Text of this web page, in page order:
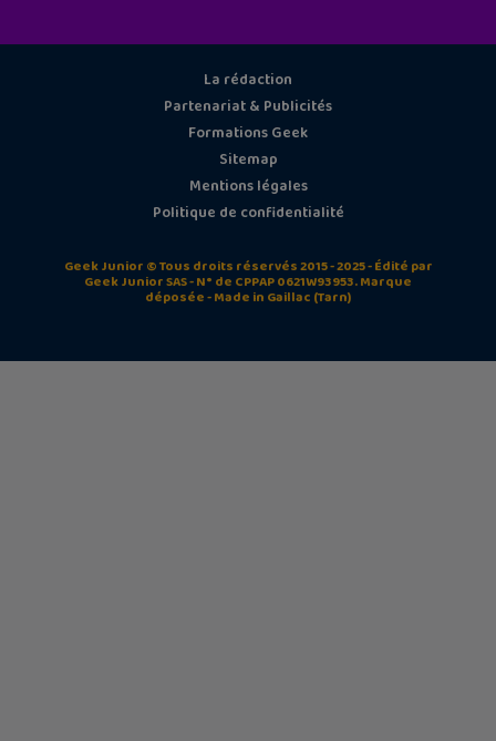
La rédaction
Partenariat & Publicités
Formations Geek
Sitemap
Mentions légales
Politique de confidentialité
Geek Junior © Tous droits réservés 2015 - 2025 - Édité par
Geek Junior SAS - N° de CPPAP 0621W93953. Marque
déposée - Made in Gaillac (Tarn)